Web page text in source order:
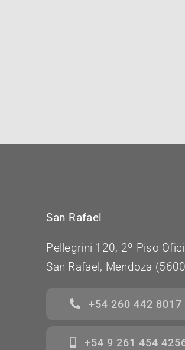
San Rafael
Pellegrini 120, 2º Piso
San Rafael, Mendoza
+54 260 442 8017
+54 9 261 454